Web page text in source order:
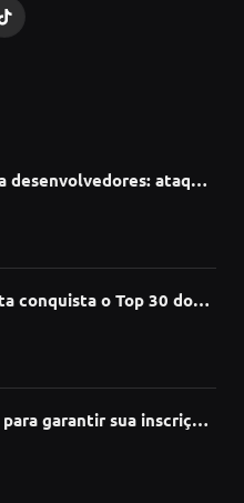
TikTok
desenvolvedores: ataque
conquista o Top 30 do
garantir sua inscrição